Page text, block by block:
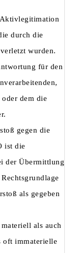
durch die
wurden.
für den
dem die
gegen die
ist die
der Übermittlung
als gegeben
als auch
oft immaterielle